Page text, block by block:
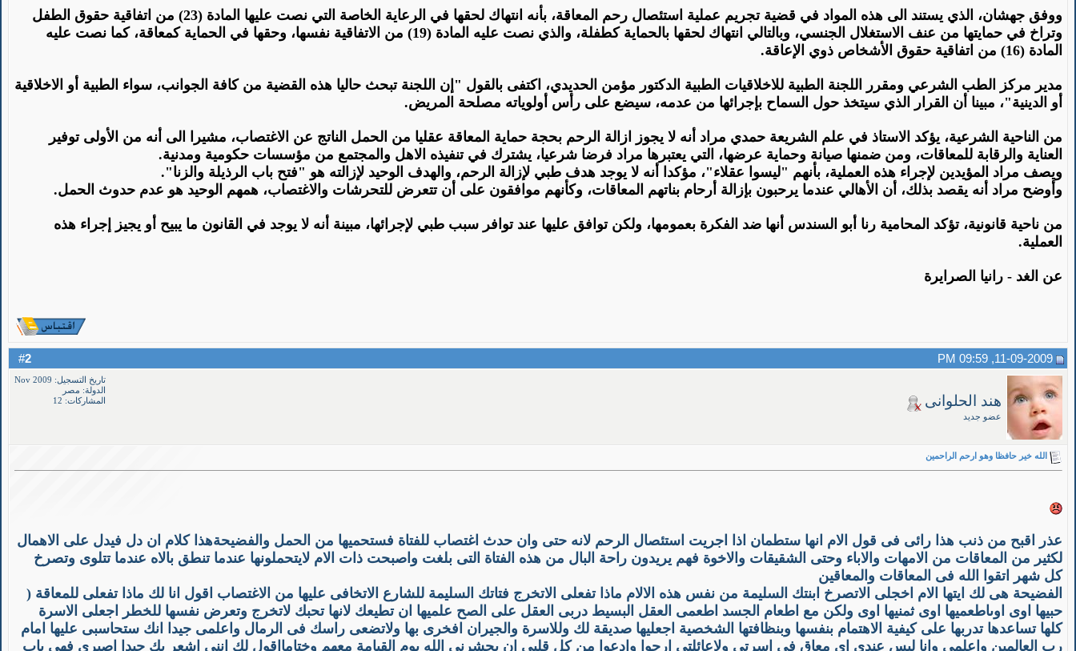
ووفق جهشان، الذي يستند الى هذه المواد في قضية تجريم عملية استئصال رحم المعاقة، بأنه انتهاك لحقها في الرعاية الخاصة التي نصت عليها المادة (23) من اتفاقية حقوق الطفل
وتراخ في حمايتها من عنف الاستغلال الجنسي، وبالتالي انتهاك لحقها بالحماية كطفلة، والذي نصت عليه المادة (19) من الاتفاقية نفسها، وحقها في الحماية كمعاقة، كما نصت عليه
المادة (16) من اتفاقية حقوق الأشخاص ذوي الإعاقة
.
مدير مركز الطب الشرعي ومقرر اللجنة الطبية للاخلاقيات الطبية الدكتور مؤمن الحديدي، اكتفى بالقول "إن اللجنة تبحث حاليا هذه القضية من كافة الجوانب، سواء الطبية أو الاخلاقية
أو الدينية"، مبينا أن القرار الذي سيتخذ حول السماح بإجرائها من عدمه، سيضع على رأس أولوياته مصلحة المريض.
من الناحية الشرعية، يؤكد الاستاذ في علم الشريعة حمدي مراد أنه لا يجوز ازالة الرحم بحجة حماية المعاقة عقليا من الحمل الناتج عن الاغتصاب، مشيرا الى أنه من الأولى توفير
العناية والرقابة للمعاقات، ومن ضمنها صيانة وحماية عرضها، التي يعتبرها مراد فرضا شرعيا، يشترك في تنفيذه الاهل والمجتمع من مؤسسات حكومية ومدنية.
ويصف مراد المؤيدين لإجراء هذه العملية، بأنهم "ليسوا عقلاء"، مؤكدا أنه لا يوجد هدف طبي لإزالة الرحم، والهدف الوحيد لإزالته هو "فتح باب الرذيلة والزنا".
وأوضح مراد أنه يقصد بذلك، أن الأهالي عندما يرحبون بإزالة أرحام بناتهم المعاقات، وكأنهم موافقون على أن تتعرض للتحرشات والاغتصاب، همهم الوحيد هو عدم حدوث الحمل.
من ناحية قانونية، تؤكد المحامية رنا أبو السندس أنها ضد الفكرة بعمومها، ولكن توافق عليها عند توافر سبب طبي لإجرائها، مبينة أنه لا يوجد في القانون ما يبيح أو يجيز إجراء هذه
العملية.
عن الغد - رانيا الصرايرة
2
هند الحلوانى
عضو جديد
تاريخ التسجيل: Nov 2009
الدولة: مصر
المشاركات: 12
الله خير حافظا وهو ارحم الراحمين
عذر اقبح من ذنب هذا رائى فى قول الام انها ستطمان اذا اجريت استئصال الرحم لانه حتى وان حدث اغتصاب للفتاة فستحميها من الحمل والفضيحةهذا كلام ان دل فيدل على الاهمال
لكثير من المعاقات من الامهات والاباء وحتى الشقيقات والاخوة فهم يريدون راحة البال من هذه الفتاة التى بلغت واصبحت ذات الام لايتحملونها عندما تنطق بالاه عندما تتلوى وتصرخ
كل شهر اتقوا الله فى المعاقات والمعاقين
الفضيحة هى لك ايتها الام اخجلى الاتصرخ ابنتك السليمة من نفس هذه الالام ماذا تفعلى الاتخرج فتاتك السليمة للشارع الاتخافى عليها من الاغتصاب اقول انا لك ماذا تفعلى للمعاقة (
حبيها اوى اوىاطعميها اوى ثمنيها اوى ولكن مع اطعام الجسد اطعمى العقل البسيط دربى العقل على الصح علميها ان تطيعك لانها تحبك لاتخرج وتعرض نفسها للخطر اجعلى الاسرة
كلها تساعدها تدربها على كيفية الاهتمام بنفسها وبنظافتها الشخصية اجعليها صديقة لك وللاسرة والجيران افخرى بها ولاتضعى راسك فى الرمال واعلمى جيدا انك ستحاسبى عليها امام
رب العالمين واعلمى وانا ليس عندى اى معاق فى اسرتى ولاعائلتى ارجوا وادعوا من كل قلبى ان يحشرنى الله يوم القيامة معهم وختامااقول لك اننى اشعر بك جيدا اصبرى فهى باب